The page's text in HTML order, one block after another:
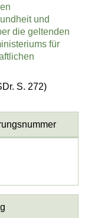
und
die geltenden
für
S. 272)